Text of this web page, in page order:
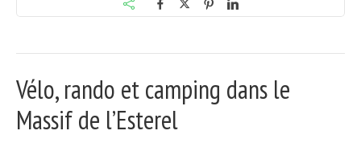
Vélo, rando et camping dans le
Massif de l’Esterel